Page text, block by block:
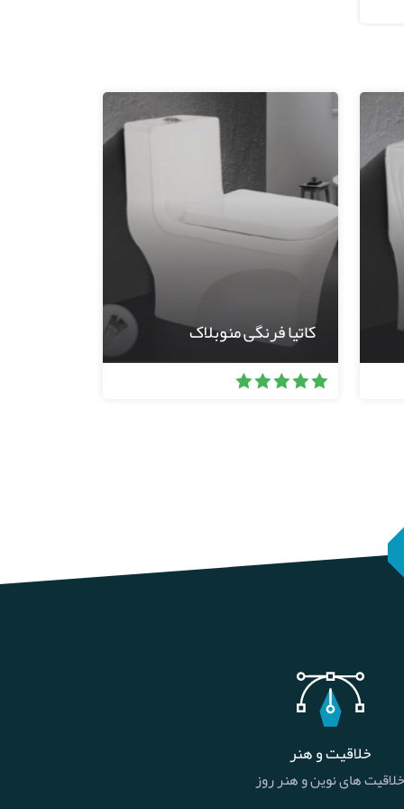
کاتیا فرنگی منوبلاک
خلاقیت و هنر
خلاقیت های نوین و هنر روز